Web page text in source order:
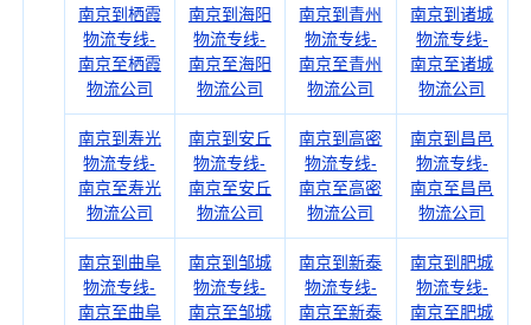
南京到栖霞
物流专线-
南京至栖霞
物流公司
南京到海阳
物流专线-
南京至海阳
物流公司
南京到青州
物流专线-
南京至青州
物流公司
南京到诸城
物流专线-
南京至诸城
物流公司
南京到寿光
物流专线-
南京至寿光
物流公司
南京到安丘
物流专线-
南京至安丘
物流公司
南京到高密
物流专线-
南京至高密
物流公司
南京到昌邑
物流专线-
南京至昌邑
物流公司
南京到曲阜
物流专线-
南京至曲阜
南京到邹城
物流专线-
南京至邹城
南京到新泰
物流专线-
南京至新泰
南京到肥城
物流专线-
南京至肥城